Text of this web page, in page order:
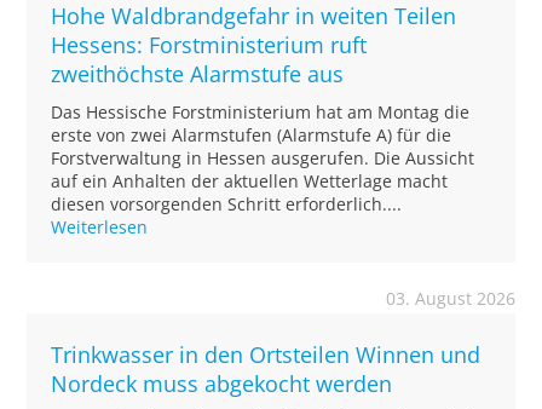
Hohe Waldbrandgefahr in weiten Teilen
Hessens: Forstministerium ruft
zweithöchste Alarmstufe aus
Das Hessische Forstministerium hat am Montag die
erste von zwei Alarmstufen (Alarmstufe A) für die
Forstverwaltung in Hessen ausgerufen. Die Aussicht
auf ein Anhalten der aktuellen Wetterlage macht
diesen vorsorgenden Schritt erforderlich....
Weiterlesen
03. August 2026
Trinkwasser in den Ortsteilen Winnen und
Nordeck muss abgekocht werden